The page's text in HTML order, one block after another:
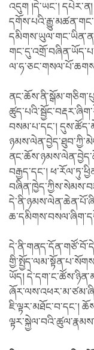
འདུག །དེ་ཡང་།
བསམ་པ་དང་།
བརྒྱད་དང་།
ཡོད།
ཇི་ལྟར་མཐོང་བ་དང་།